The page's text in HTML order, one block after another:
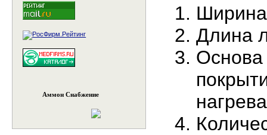
Аммон Снабжение
Длина
Основа